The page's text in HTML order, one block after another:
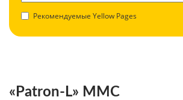
Рекомендуемые Yellow Pages
«Patron-L» MMC